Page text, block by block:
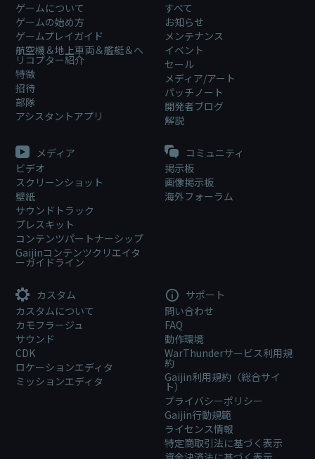
ゲームについて
ゲームの始め方
ゲームプレイガイド
航空機＆地上車両＆艦艇＆ヘ
リコプター紹介
特徴
招待
部隊
アシスタントアプリ
すべて
お知らせ
メンテナンス
イベント
セール
メディア/アート
パッチノート
開発者ブログ
解説
メディア
ビデオ
スクリーンショット
壁紙
サウンドトラック
プレスキット
コンテンツパートナーシップ
Gaijinコンテンツクリエイタ
ーガイドライン
コミュニティ
掲示板
画像掲示板
海外フォーラム
カスタム
カスタムについて
カモフラージュ
サウンド
CDK
ロケーションエディタ
ミッションエディタ
サポート
問い合わせ
FAQ
動作環境
WarThunderサービス利用規
約
Gaijin利用規約（総合サイ
ト）
プライバシーポリシー
Gaijin行動規範
ライセンス情報
特定商取引法に基づく表示